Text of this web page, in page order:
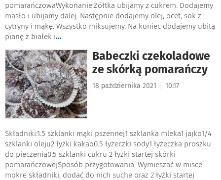
pomarańczowaWykonanie:Żółtka ubijamy z cukrem. Dodajemy
masło i ubijamy dalej. Następnie dodajemy olej, ocet, sok z
cytryny i mąkę. Wszystko miksujemy. Na koniec dodajemy ubitą
pianę z białek i...
Babeczki czekoladowe
ze skórką pomarańczy
18 października 2021 10:17
Składniki:1.5 szklanki mąki pszennej1 szklanka mleka1 jajko1/4
szklanki oleju2 łyżki kakao0.5 łyżeczki sody1 łyżeczka proszku
do pieczenia0.5 szklanki cukru 2 łyżki startej skórki
pomarańczowejSposób przygotowania: Wymieszać w misce
mokre składniki, dodać do nich suche oraz 2 łyżki startej